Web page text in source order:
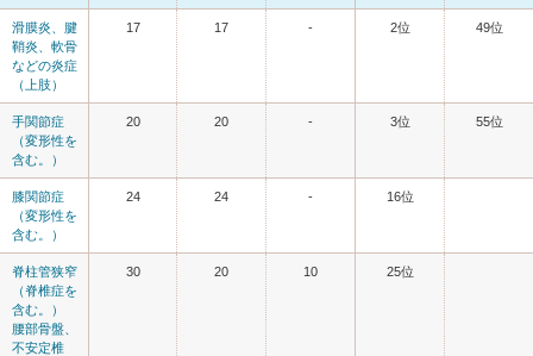
滑膜炎、腱
鞘炎、軟骨
などの炎症
（上肢）
17 17 - 2位 49位
手関節症
（変形性を
含む。）
20 20 - 3位 55位
膝関節症
（変形性を
含む。）
24 24 - 16位
脊柱管狭窄
（脊椎症を
含む。）
腰部骨盤、
不安定椎
30 20 10 25位